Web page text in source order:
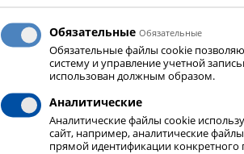
общества и деловых партнеров.
Наше веб-присутствие отражает
наше новое виденье к
инновациям в области гибкого
подхода к […]
ЧИТАТЬ ДАЛЕЕ
Обязательные Обязательные
Обязательные файлы cookie
систему и управление учетной
использован должным образом.
Аналитические
Аналитические файлы cookie
сайт, например, аналитические
прямой идентификации конкретного